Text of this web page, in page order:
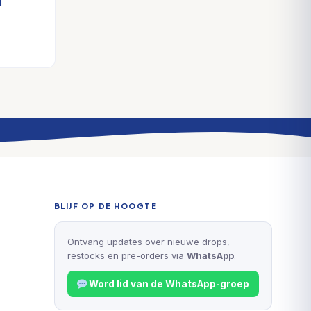
BLIJF OP DE HOOGTE
Ontvang updates over nieuwe drops,
restocks en pre-orders via WhatsApp.
Word lid van de WhatsApp-groep